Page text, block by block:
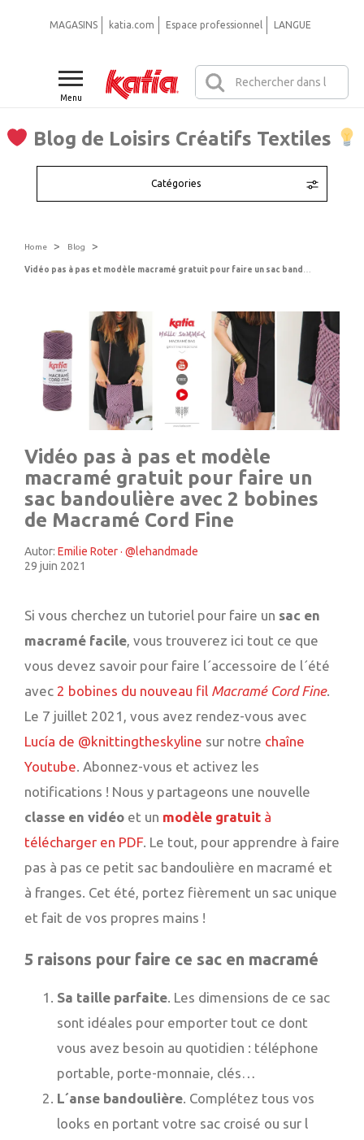
Menu
Blog de Loisirs Créatifs Textiles
Catégories
MAGASINS katia.com Espace professionnel LANGUE
Home > Blog >
Vidéo pas à pas et modèle
macramé gratuit pour faire un
sac bandoulière avec 2 bobines
de Macramé Cord Fine
Autor: Emilie Roter · @lehandmade
29 juin 2021
Si vous cherchez un tutoriel pour faire un sac en
macramé facile, vous trouverez ici tout ce que
vous devez savoir pour faire l´accessoire de l´été
avec 2 bobines du nouveau fil Macramé Cord Fine.
Le 7 juillet 2021, vous avez rendez-vous avec
Lucía de @knittingtheskyline sur notre chaîne
Youtube. Abonnez-vous et activez les
notifications ! Nous y partageons une nouvelle
classe en vidéo et un modèle gratuit à
télécharger en PDF. Le tout, pour apprendre à faire
pas à pas ce petit sac bandoulière en macramé et
à franges. Cet été, portez fièrement un sac unique
et fait de vos propres mains !
5 raisons pour faire ce sac en macramé
Sa taille parfaite. Les dimensions de ce sac
sont idéales pour emporter tout ce dont
vous avez besoin au quotidien : téléphone
portable, porte-monnaie, clés…
L´anse bandoulière. Complétez tous vos
looks en portant votre sac croisé ou sur l